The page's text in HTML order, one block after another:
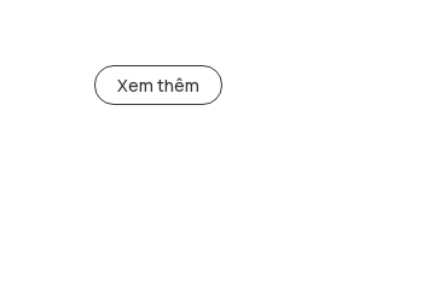
hành ổn định,AM 9120là lựa chọn lý tưởng cho
Xem thêm